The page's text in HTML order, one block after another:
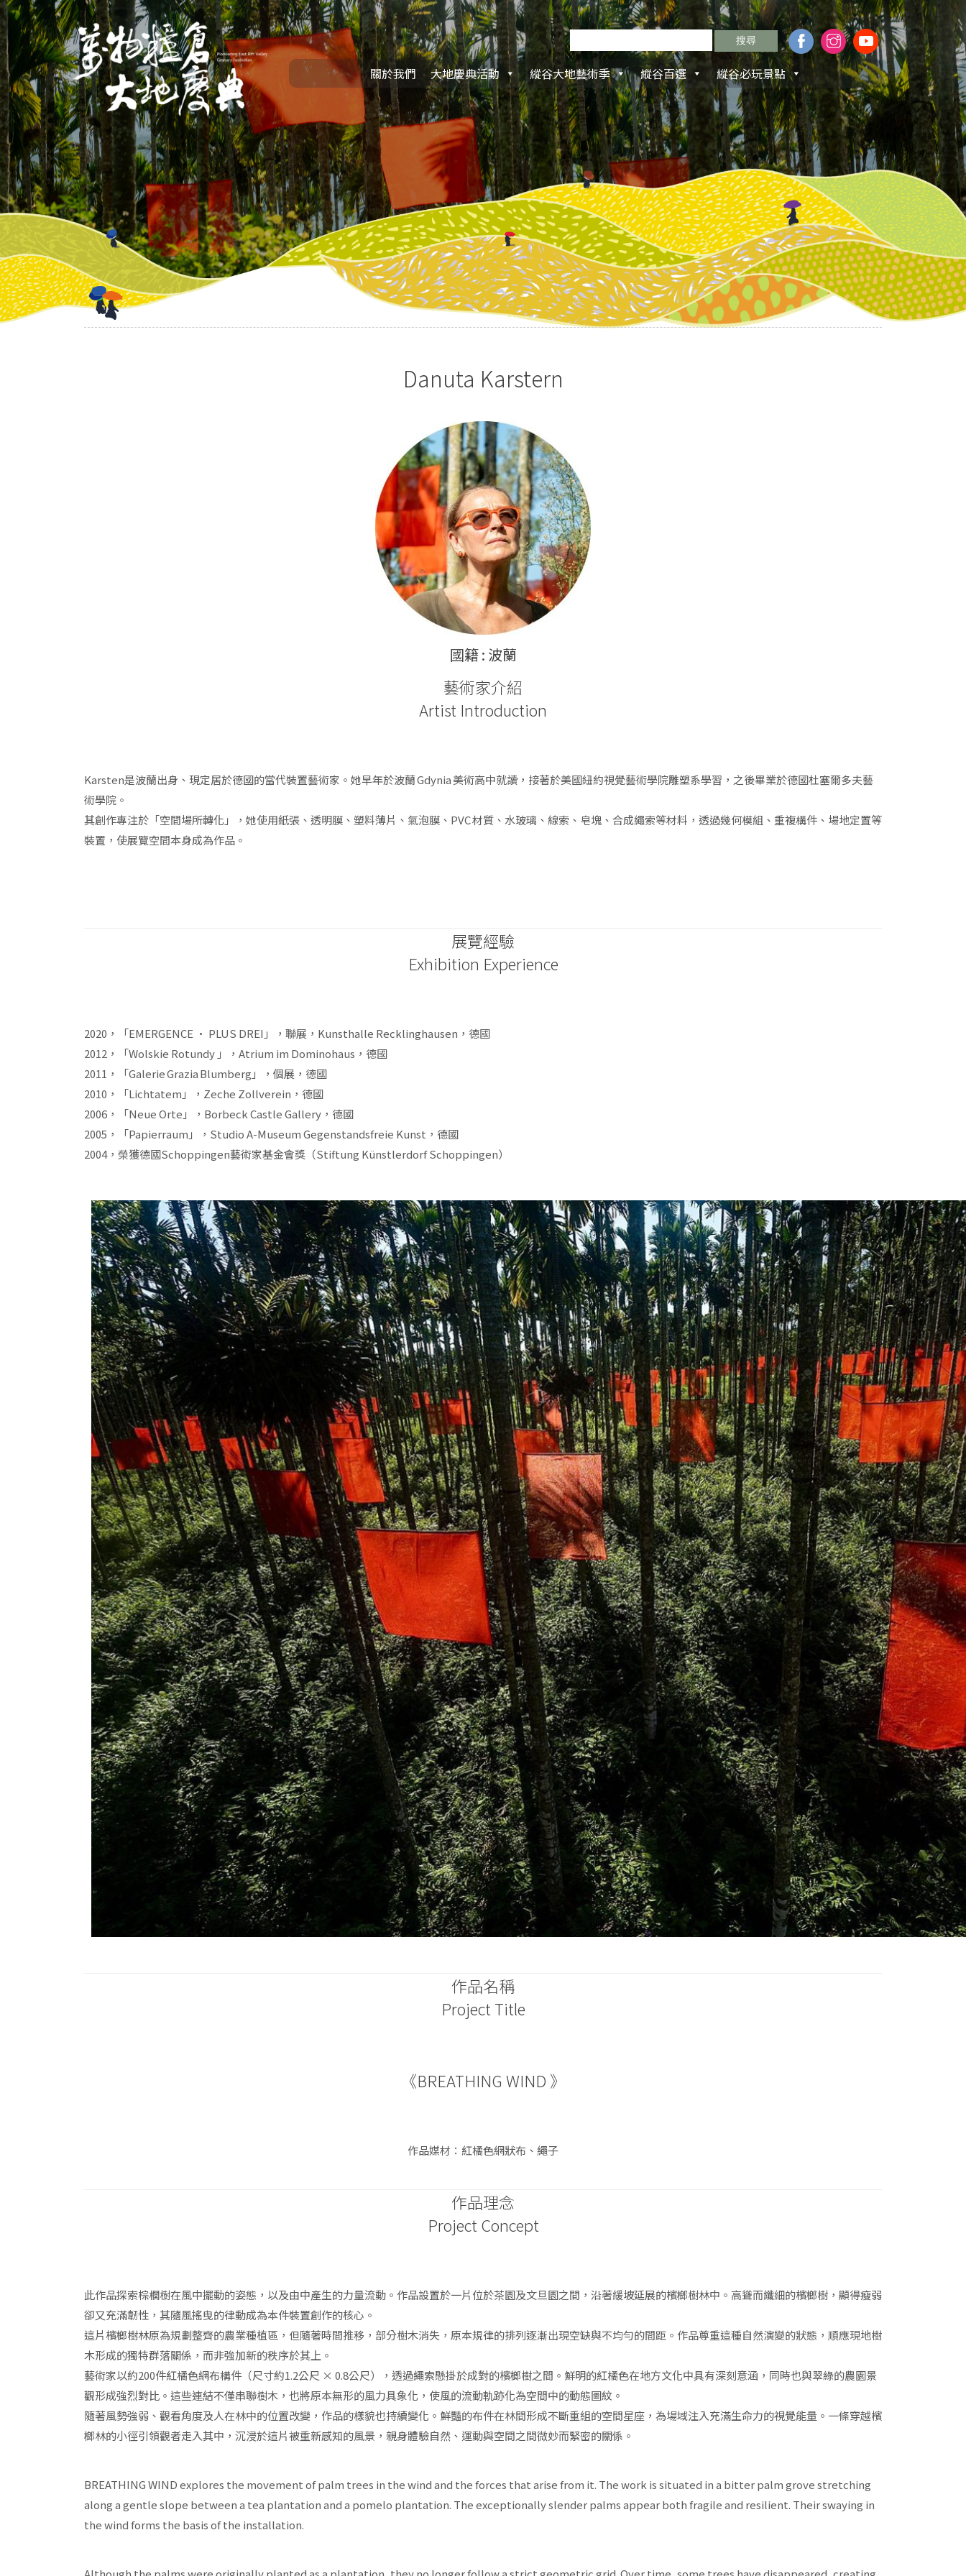
關於我們 大地慶典活動 縱谷大地藝術季 縱谷百選 縱谷必玩景點
Danuta Karstern
國籍 : 波蘭
藝術家介紹
Artist Introduction
Karsten是波蘭出身、現定居於德國的當代裝置藝術家。她早年於波蘭 Gdynia 美術高中就讀，接著於美國紐約視覺藝術學院雕塑系學習，之後畢業於德國杜塞爾多夫藝
術學院。
其創作專注於「空間場所轉化」，她使用紙張、透明膜、塑料薄片、氣泡膜、PVC 材質、水玻璃、線索、皂塊、合成繩索等材料，透過幾何模組、重複構件、場地定置等
裝置，使展覽空間本身成為作品。
展覽經驗
Exhibition Experience
2020，「EMERGENCE • PLUS DREI」，聯展，Kunsthalle Recklinghausen，德國
2012，「Wolskie Rotundy 」，Atrium im Dominohaus，德國
2011，「Galerie Grazia Blumberg」，個展，德國
2010，「Lichtatem」，Zeche Zollverein，德國
2006，「Neue Orte」，Borbeck Castle Gallery，德國
2005，「Papierraum」，Studio A-Museum Gegenstandsfreie Kunst，德國
2004，榮獲德國Schoppingen藝術家基金會獎（Stiftung Künstlerdorf Schoppingen）
作品名稱
Project Title
《BREATHING WIND 》
作品媒材：紅橘色網狀布、繩子
作品理念
Project Concept
此作品探索棕櫚樹在風中擺動的姿態，以及由中產生的力量流動。作品設置於一片位於茶園及文旦園之間，沿著緩坡延展的檳榔樹林中。高聳而纖細的檳榔樹，顯得瘦弱
卻又充滿韌性，其隨風搖曳的律動成為本件裝置創作的核心。
這片檳榔樹林原為規劃整齊的農業種植區，但隨著時間推移，部分樹木消失，原本規律的排列逐漸出現空缺與不均勻的間距。作品尊重這種自然演變的狀態，順應現地樹
木形成的獨特群落關係，而非強加新的秩序於其上。
藝術家以約200件紅橘色網布構件（尺寸約1.2公尺 × 0.8公尺），透過繩索懸掛於成對的檳榔樹之間。鮮明的紅橘色在地方文化中具有深刻意涵，同時也與翠綠的農園景
觀形成強烈對比。這些連結不僅串聯樹木，也將原本無形的風力具象化，使風的流動軌跡化為空間中的動態圖紋。
隨著風勢強弱、觀看角度及人在林中的位置改變，作品的樣貌也持續變化。鮮豔的布件在林間形成不斷重組的空間星座，為場域注入充滿生命力的視覺能量。一條穿越檳
榔林的小徑引領觀者走入其中，沉浸於這片被重新感知的風景，親身體驗自然、運動與空間之間微妙而緊密的關係。
BREATHING WIND explores the movement of palm trees in the wind and the forces that arise from it. The work is situated in a bitter palm grove stretching
along a gentle slope between a tea plantation and a pomelo plantation. The exceptionally slender palms appear both fragile and resilient. Their swaying in
the wind forms the basis of the installation.